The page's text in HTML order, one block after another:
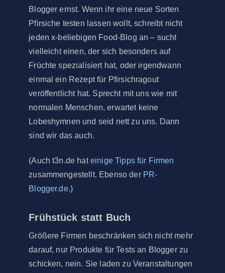
Blogger ernst. Wenn ihr eine neue Sorten
Pfirsiche testen lassen wollt, schreibt nicht
jeden x-beliebigen Food-Blog an – sucht
vielleicht einen, der sich besonders auf
Früchte spezialisiert hat, oder irgendwann
einmal ein Rezept für Pfirsichragout
veröffentlicht hat. Sprecht mit uns wie mit
normalen Menschen, erwartet keine
Lobeshymnen und seid nett zu uns. Dann
sind wir das auch.
(Auch t3n.de hateinige Tipps für Firmen
zusammengestellt. Ebenso der PR-
Blogger.de.)
Frühstück statt Buch
Größere Firmen beschränken sich nicht mehr
darauf, nur Produkte für Tests an Blogger zu
schicken, nein. Sie laden zu Veranstaltungen